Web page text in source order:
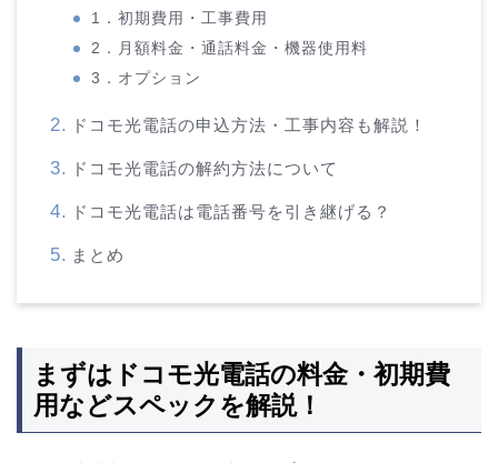
1．初期費用・工事費用
2．月額料金・通話料金・機器使用料
3．オプション
ドコモ光電話の申込方法・工事内容も解説！
ドコモ光電話の解約方法について
ドコモ光電話は電話番号を引き継げる？
まとめ
まずはドコモ光電話の料金・初期費
用などスペックを解説！